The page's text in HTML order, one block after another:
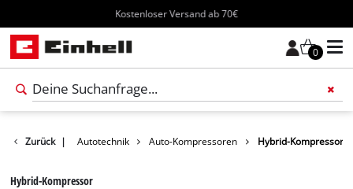
Kostenloser Versand ab 70€
0
Zurück |
Freizeit Autotechnik Auto-Kompressoren Hybrid-Kompressor
Hybrid-Kompressor